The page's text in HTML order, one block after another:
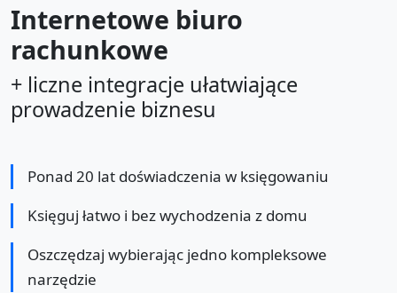
Internetowe biuro
rachunkowe
+ liczne integracje ułatwiające
prowadzenie biznesu
Ponad 20 lat doświadczenia w księgowaniu
Księguj łatwo i bez wychodzenia z domu
Oszczędzaj wybierając jedno kompleksowe
narzędzie